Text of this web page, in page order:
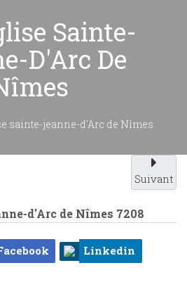
Sainte-
D'Arc De
sainte-jeanne-d'Arc de Nîmes
Suivant
d'Arc de Nîmes 7208
Linkedin